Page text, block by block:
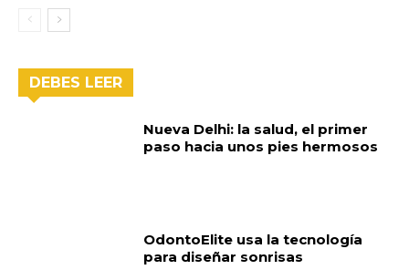
DEBES LEER
Nueva Delhi: la salud, el primer
paso hacia unos pies hermosos
OdontoElite usa la tecnología
para diseñar sonrisas